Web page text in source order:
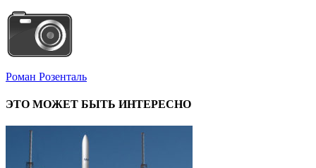
Роман Розенталь
ЭТО МОЖЕТ БЫТЬ ИНТЕРЕСНО